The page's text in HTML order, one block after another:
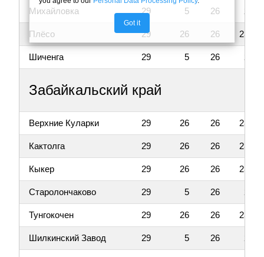
Михайловка 29 5 26
Плёсо 29 26 26 23
Шиченга 29 5 26
Забайкальский край
Верхние Куларки 29 26 26 23
Кактолга 29 26 26 23
Кыкер 29 26 26 23
Старолончаково 29 5 26
Тунгокочен 29 26 26 23
Шилкинский Завод 29 5 26
Got it